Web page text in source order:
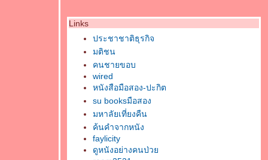
Links
ประชาชาติธุรกิจ
มติชน
คนชายขอบ
wired
หนังสือมือสอง-ปะกิต
su booksมือสอง
มหาลัยเที่ยงคืน
ค้นคำจากหนัง
faylicity
ดูหนังอย่างคนป่ว